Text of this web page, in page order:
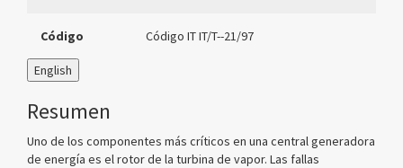
Código Código IT IT/T--21/97
English
Resumen
Uno de los componentes más críticos en una central generadora
de energía es el rotor de la turbina de vapor. Las fallas